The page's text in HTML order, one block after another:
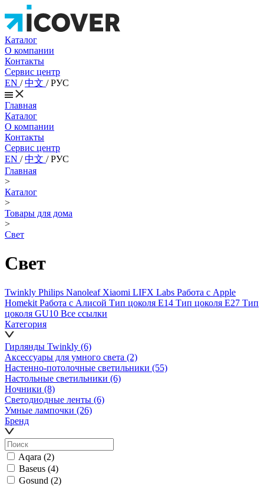
Каталог
О компании
Контакты
Сервис центр
EN /中文 /РУС
Главная
Каталог
О компании
Контакты
Сервис центр
EN /中文 /РУС
Главная
>
Каталог
>
Товары для дома
>
Свет
Свет
Twinkly Philips Nanoleaf Xiaomi LIFX Labs Работа с Apple
Homekit Работа с Алисой Тип цоколя E14 Тип цоколя E27 Тип
цоколя GU10 Все ссылки
Категория
Гирлянды Twinkly (6)
Аксессуары для умного света (2)
Настенно-потолочные светильники (55)
Настольные светильники (6)
Ночники (8)
Светодиодные ленты (6)
Умные лампочки (26)
Бренд
Aqara (2)
Baseus (4)
Gosund (2)